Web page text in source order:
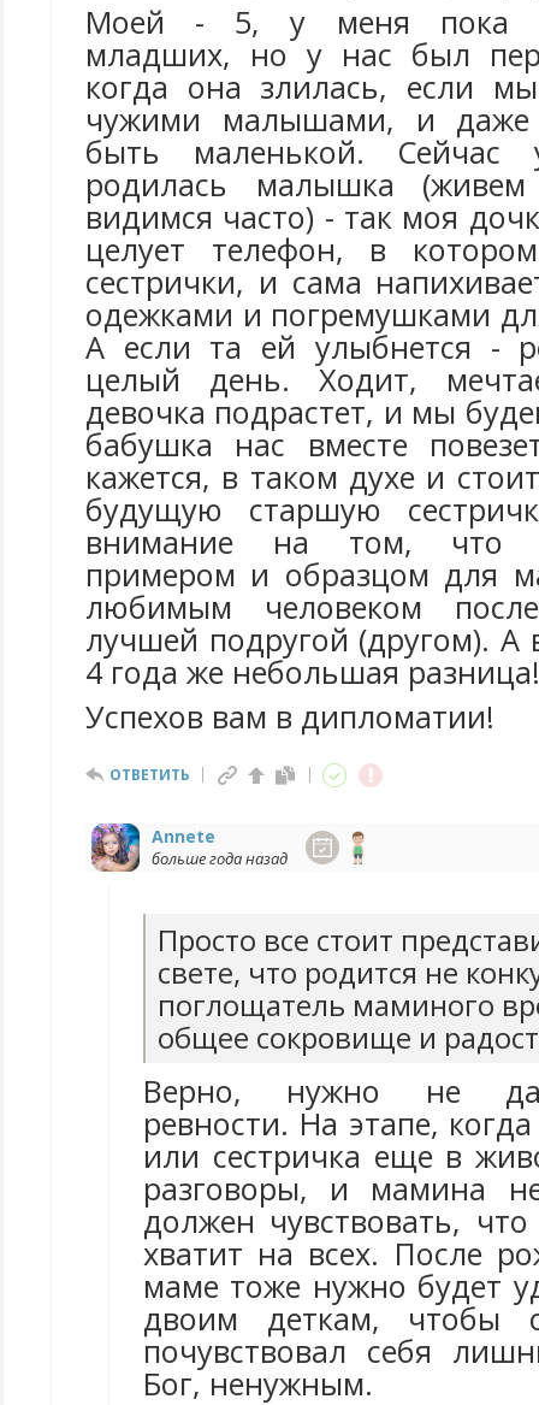
Моей - 5, у меня пока
младших, но у нас был
когда она злилась, если
чужими малышами, и даже
быть маленькой. Сейчас
родилась малышка
видимся часто) - так моя
целует телефон, в
сестрички, и сама
одежками и погремушками
А если та ей улыбнется -
целый день. Ходит,
девочка подрастет, и мы
бабушка нас вместе
кажется, в таком духе и
будущую старшую
внимание на том, что
примером и образцом для
любимым человеком
лучшей подругой (другом). А
4 года же небольшая разница!
Успехов вам в дипломатии!
ОТВЕТИТЬ
Annete
больше года назад
Просто все стоит
свете, что родится не
поглощатель маминого
общее сокровище и
Верно, нужно не
ревности. На этапе,
или сестричка еще в
разговоры, и мамина
должен чувствовать,
хватит на всех. После
маме тоже нужно будет
двоим деткам, чтобы
почувствовал себя
Бог, ненужным.